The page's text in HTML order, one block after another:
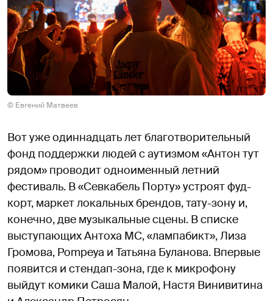
© Евгений Матвеев
Вот уже одиннадцать лет благотворительный
фонд поддержки людей с аутизмом «Антон тут
рядом» проводит одноименный летний
фестиваль. В «Севкабель Порту» устроят фуд-
корт, маркет локальных брендов, тату-зону и,
конечно, две музыкальные сцены. В списке
выступающих Антоха MC, «лампабикт», Лиза
Громова, Pompeya и Татьяна Буланова. Впервые
появится и стендап-зона, где к микрофону
выйдут комики Саша Малой, Настя Винивитина